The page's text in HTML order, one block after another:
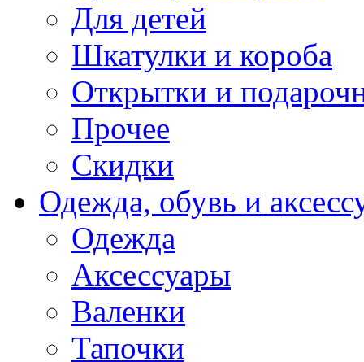
Для детей
Шкатулки и короба
Открытки и
Прочее
Скидки
Одежда, обувь и
Одежда
Аксессуары
Валенки
Тапочки